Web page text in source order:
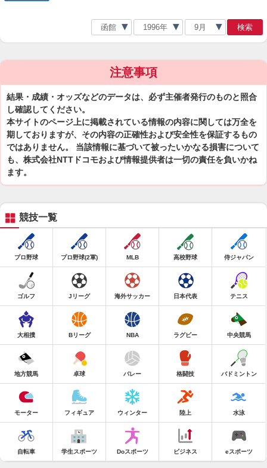
検索
注意事項
結果・成績・オッズなどのデータは、必ず主催者発行のものと照合
し確認してください。
本サイトのページ上に掲載されている情報の内容に関しては万全を
期しておりますが、その内容の正確性および安全性を保証するもの
ではありません。 当該情報に基づいて被ったいかなる損害について
も、株式会社NTTドコモおよび情報提供者は一切の責任を負いかね
ます。
競技一覧
プロ野球 プロ野球(2軍) MLB 高校野球 侍ジャパン
ゴルフ Jリーグ 海外サッカー 日本代表 テニス
大相撲 Bリーグ NBA ラグビー 中央競馬
地方競馬 卓球 バレー 格闘技 バドミントン
モーター フィギュア ウィンター 陸上 水泳
自転車 学生スポーツ Doスポーツ ビジネス eスポーツ